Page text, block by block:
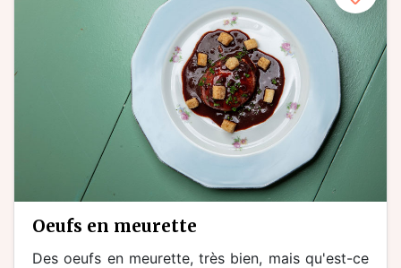
oeufs en meurette
Des oeufs en meurette, très bien, mais qu'est-ce